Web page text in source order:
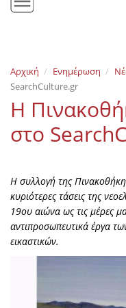
Εκδόσεις
Επικοινωνία
Αρχική Ενημέρωση
SearchCulture.gr
Η
στο
Η συλλογή της
κυριότερες τάσεις της
19ου αιώνα ως τις μέρες
αντιπροσωπευτικά έργα
εικαστικών.